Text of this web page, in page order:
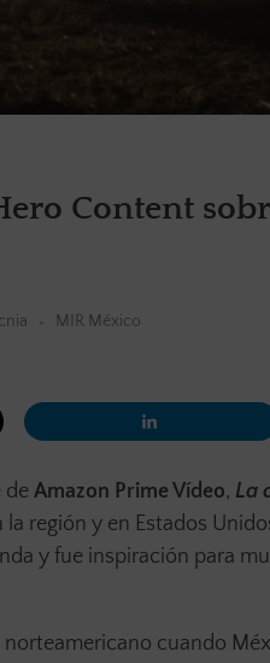
Content
MIR México
de Amazon Prime Vídeo, La
región y en Estados
y fue inspiración para
cuando